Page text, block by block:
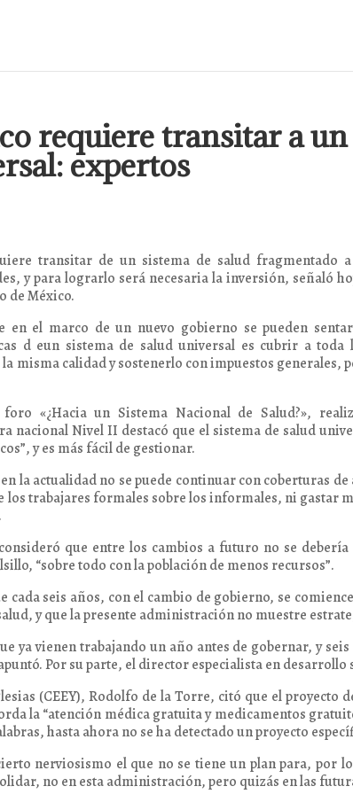
requiere transitar a un
expertos
transitar de un sistema de salud fragmentado
y para lograrlo será necesaria la inversión, señaló
de México.
en el marco de un nuevo gobierno se pueden
d eun sistema de salud universal es cubrir a
misma calidad y sostenerlo con impuestos generales,
«¿Hacia un Sistema Nacional de Salud?»,
nacional Nivel II destacó que el sistema de salud
y es más fácil de gestionar.
la actualidad no se puede continuar con coberturas
trabajares formales sobre los informales, ni gastar
que entre los cambios a futuro no se
“sobre todo con la población de menos recursos”.
cada seis años, con el cambio de gobierno, se
y que la presente administración no muestre
ya vienen trabajando un año antes de gobernar, y
Por su parte, el director especialista en
(CEEY), Rodolfo de la Torre, citó que el proyecto
la “atención médica gratuita y medicamentos
hasta ahora no se ha detectado un proyecto
nerviosismo el que no se tiene un plan para, por
no en esta administración, pero quizás en las